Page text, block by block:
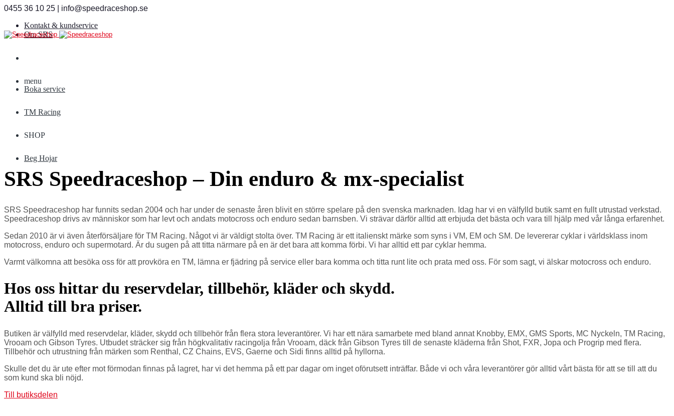
0455 36 10 25 | info@speedraceshop.se
Kontakt & kundservice
Om SRS
menu
Boka service
TM Racing
SHOP
Beg Hojar
SRS Speedraceshop – Din enduro & mx-specialist
SRS Speedraceshop har funnits sedan 2004 och har under de senaste åren blivit en större spelare på den svenska marknaden. Idag har vi en välfylld butik samt en fullt utrustad verkstad.
Speedraceshop drivs av människor som har levt och andats motocross och enduro sedan barnsben. Vi strävar därför alltid att erbjuda det bästa och vara till hjälp med vår långa erfarenhet.
Sedan 2010 är vi även återförsäljare för TM Racing. Något vi är väldigt stolta över. TM Racing är ett italienskt märke som syns i VM, EM och SM. De levererar cyklar i världsklass inom
motocross, enduro och supermotard. Är du sugen på att titta närmare på en är det bara att komma förbi. Vi har alltid ett par cyklar hemma.
Varmt välkomna att besöka oss för att provköra en TM, lämna er fjädring på service eller bara komma och titta runt lite och prata med oss. För som sagt, vi älskar motocross och enduro.
Hos oss hittar du reservdelar, tillbehör, kläder och skydd.
Alltid till bra priser.
Butiken är välfylld med reservdelar, kläder, skydd och tillbehör från flera stora leverantörer. Vi har ett nära samarbete med bland annat Knobby, EMX, GMS Sports, MC Nyckeln, TM Racing,
Vrooam och Gibson Tyres. Utbudet sträcker sig från högkvalitativ racingolja från Vrooam, däck från Gibson Tyres till de senaste kläderna från Shot, FXR, Jopa och Progrip med flera.
Tillbehör och utrustning från märken som Renthal, CZ Chains, EVS, Gaerne och Sidi finns alltid på hyllorna.
Skulle det du är ute efter mot förmodan finnas på lagret, har vi det hemma på ett par dagar om inget oförutsett inträffar. Både vi och våra leverantörer gör alltid vårt bästa för att se till att du
som kund ska bli nöjd.
Till butiksdelen